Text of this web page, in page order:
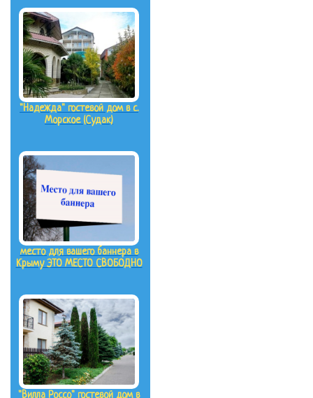
"Надежда" гостевой дом в с.
Морское (Судак)
место для вашего баннера в
Крыму ЭТО МЕСТО СВОБОДНО
"Вилла Россо" гостевой дом в